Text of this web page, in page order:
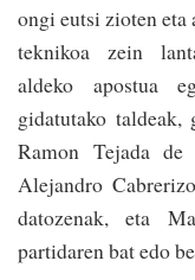
ongi eutsi zioten eta
teknikoa zein
aldeko apostua
gidatutako
Ramon Tejada
Alejandro
datozenak, eta
partidaren bat edo